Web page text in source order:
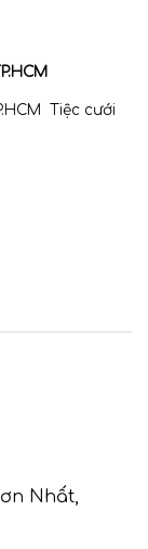
Tiệc cưới
Nhất,